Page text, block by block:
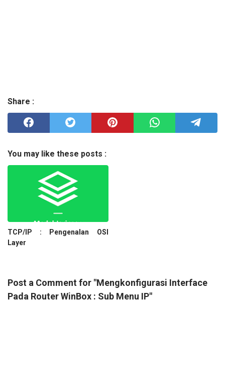
Share :
You may like these posts :
TCP/IP : Pengenalan OSI
Layer
Post a Comment for "Mengkonfigurasi Interface
Pada Router WinBox : Sub Menu IP"